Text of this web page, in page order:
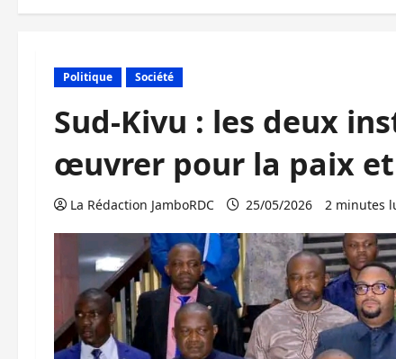
Politique Société
Sud-Kivu : les deux
œuvrer pour la paix et
La Rédaction JamboRDC 25/05/2026 2 minutes